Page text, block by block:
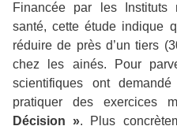
Financée par les Instituts
santé, cette étude indique
réduire de près d’un tiers
chez les ainés. Pour
scientifiques ont
pratiquer des exercices
Décision ». Plus